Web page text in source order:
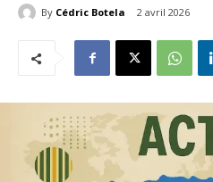
By Cédric Botela 2 avril 2026